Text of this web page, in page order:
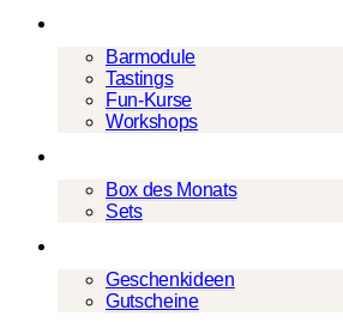
Barmodule
Tastings
Fun-Kurse
Workshops
Box des Monats
Sets
Geschenkideen
Gutscheine